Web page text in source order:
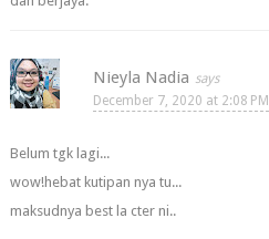
Nieyla Nadia
December 7, 2020 at 2:08 PM
Belum tgk lagi...
wow!hebat kutipan nya tu...
maksudnya best la cter ni..